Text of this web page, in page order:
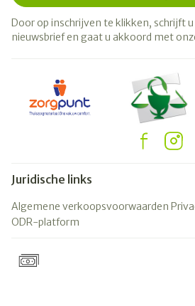
Door op inschrijven te klikken, schrijft
nieuwsbrief en gaat u akkoord met
Juridische links
Algemene verkoopsvoorwaarden
ODR-platform